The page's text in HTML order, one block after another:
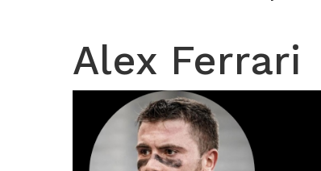
Alex Ferrari